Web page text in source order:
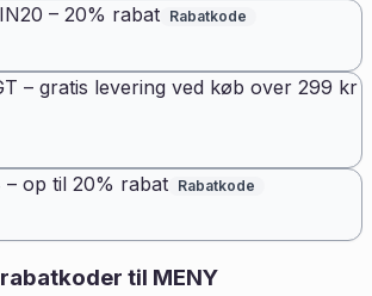
– 20% rabat Rabatkode
– gratis levering ved køb over 299 kr
– op til 20% rabat Rabatkode
til MENY